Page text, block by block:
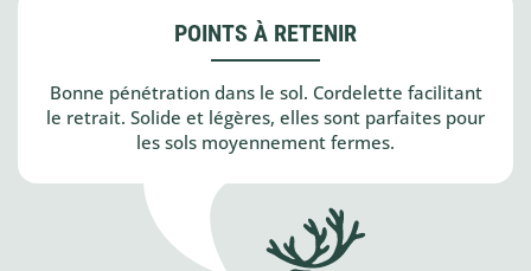
POINTS À RETENIR
Bonne pénétration dans le sol. Cordelette facilitant
le retrait. Solide et légères, elles sont parfaites pour
les sols moyennement fermes.